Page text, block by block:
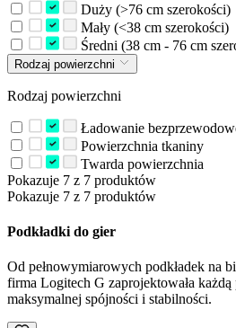
Duży (>76 cm szerokości)
Mały (<38 cm szerokości)
Średni (38 cm - 76 cm
Rodzaj powierzchni
Rodzaj powierzchni
Ładowanie
Powierzchnia tkaniny
Twarda powierzchnia
Pokazuje 7 z 7 produktów
Pokazuje 7 z 7 produktów
Podkładki do gier
Od pełnowymiarowych podkładek na
firma Logitech G zaprojektowała
maksymalnej spójności i stabilności.